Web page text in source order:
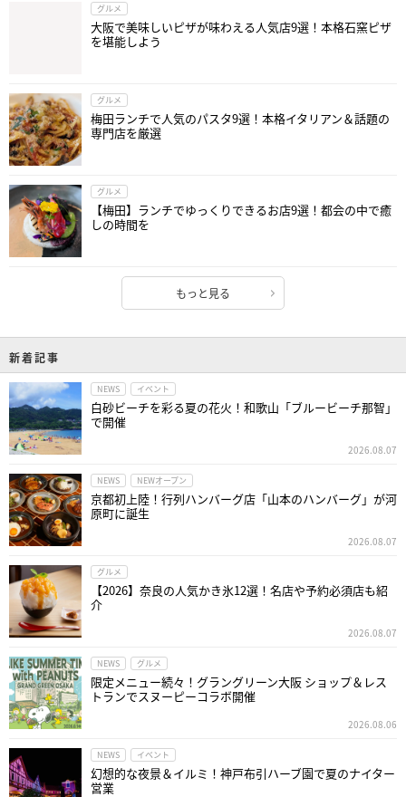
グルメ
大阪で美味しいピザが味わえる人気店9選！本格石窯ピザ
を堪能しよう
グルメ
梅田ランチで人気のパスタ9選！本格イタリアン＆話題の
専門店を厳選
グルメ
【梅田】ランチでゆっくりできるお店9選！都会の中で癒
しの時間を
もっと見る
新着記事
NEWS イベント
白砂ビーチを彩る夏の花火！和歌山「ブルービーチ那智」
で開催
2026.08.07
NEWS NEWオープン
京都初上陸！行列ハンバーグ店「山本のハンバーグ」が河
原町に誕生
2026.08.07
グルメ
【2026】奈良の人気かき氷12選！名店や予約必須店も紹
介
2026.08.07
NEWS グルメ
限定メニュー続々！グラングリーン大阪 ショップ＆レス
トランでスヌーピーコラボ開催
2026.08.06
NEWS イベント
幻想的な夜景＆イルミ！神戸布引ハーブ園で夏のナイター
営業